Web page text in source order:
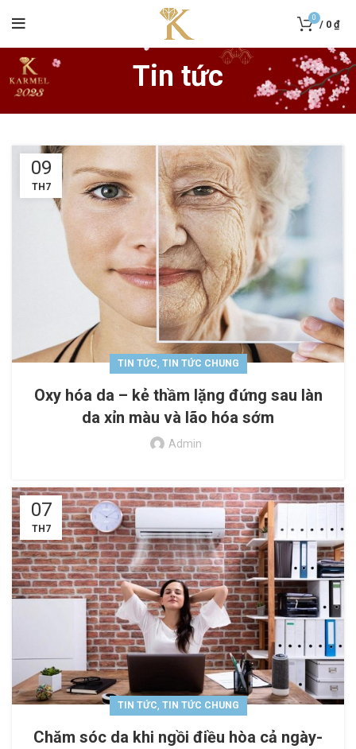
0
/ 0 ₫
Tin tức
09
TH7
TIN TỨC, TIN TỨC CHUNG
Oxy hóa da – kẻ thầm lặng đứng sau làn
da xỉn màu và lão hóa sớm
Admin
07
TH7
TIN TỨC, TIN TỨC CHUNG
Chăm sóc da khi ngồi điều hòa cả ngày-